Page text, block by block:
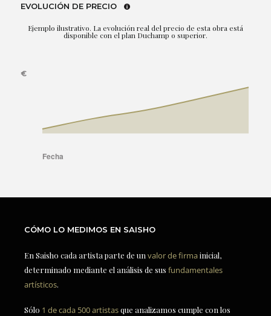
EVOLUCIÓN DE PRECIO
Ejemplo ilustrativo. La evolución real del precio de esta obra está
disponible con el plan Duchamp o superior.
CÓMO LO MEDIMOS EN SAISHO
En Saisho cada artista parte de un valor de firmainicial,
determinado mediante el análisis de sus fundamentales
artísticos.
Sólo 1 de cada 500 artistasque analizamos cumple con los